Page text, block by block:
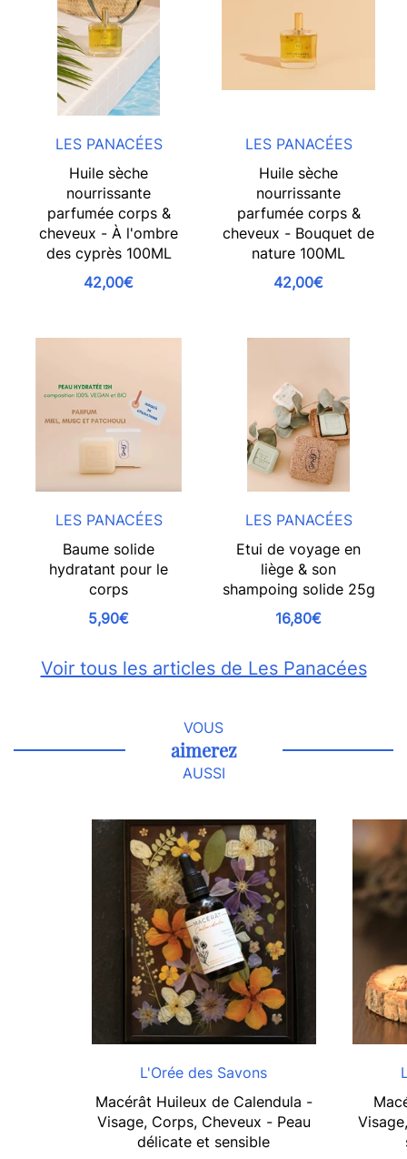
LES PANACÉES
Huile sèche
nourrissante
parfumée corps &
cheveux - À l'ombre
des cyprès 100ML
42,00€
LES PANACÉES
Huile sèche
nourrissante
parfumée corps &
cheveux - Bouquet de
nature 100ML
42,00€
LES PANACÉES
Baume solide
hydratant pour le
corps
5,90€
LES PANACÉES
Etui de voyage en
liège & son
shampoing solide 25g
16,80€
Voir tous les articles de Les Panacées
VOUS
aimerez
AUSSI
L'Orée des Savons
Macérât Huileux de Calendula -
Visage, Corps, Cheveux - Peau
délicate et sensible